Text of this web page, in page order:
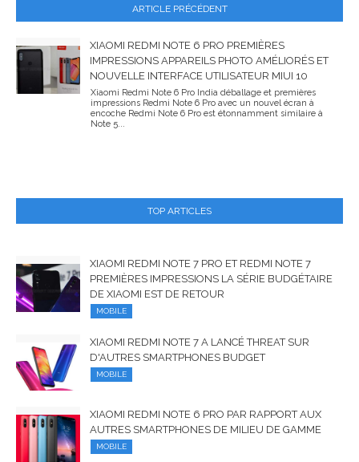
ARTICLE PRÉCÉDENT
XIAOMI REDMI NOTE 6 PRO PREMIÈRES
IMPRESSIONS APPAREILS PHOTO AMÉLIORÉS ET
NOUVELLE INTERFACE UTILISATEUR MIUI 10
Xiaomi Redmi Note 6 Pro India déballage et premières
impressions Redmi Note 6 Pro avec un nouvel écran à
encoche Redmi Note 6 Pro est étonnamment similaire à
Note 5...
TOP ARTICLES
XIAOMI REDMI NOTE 7 PRO ET REDMI NOTE 7
PREMIÈRES IMPRESSIONS LA SÉRIE BUDGÉTAIRE
DE XIAOMI EST DE RETOUR
MOBILE
XIAOMI REDMI NOTE 7 A LANCÉ THREAT SUR
D'AUTRES SMARTPHONES BUDGET
MOBILE
XIAOMI REDMI NOTE 6 PRO PAR RAPPORT AUX
AUTRES SMARTPHONES DE MILIEU DE GAMME
MOBILE